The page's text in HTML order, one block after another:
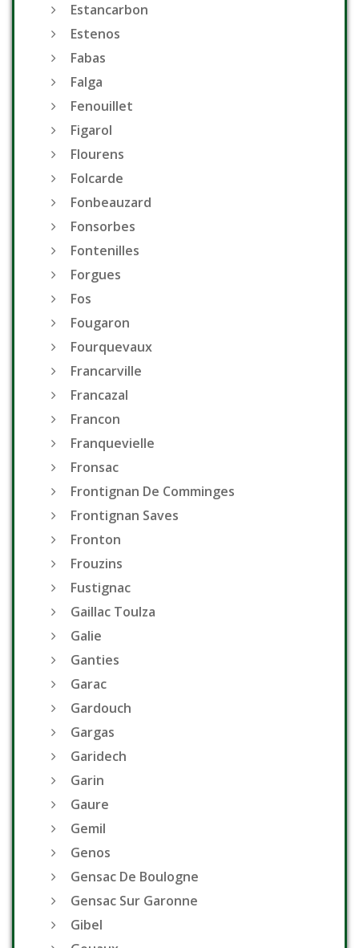
Estancarbon
Estenos
Fabas
Falga
Fenouillet
Figarol
Flourens
Folcarde
Fonbeauzard
Fonsorbes
Fontenilles
Forgues
Fos
Fougaron
Fourquevaux
Francarville
Francazal
Francon
Franquevielle
Fronsac
Frontignan De Comminges
Frontignan Saves
Fronton
Frouzins
Fustignac
Gaillac Toulza
Galie
Ganties
Garac
Gardouch
Gargas
Garidech
Garin
Gaure
Gemil
Genos
Gensac De Boulogne
Gensac Sur Garonne
Gibel